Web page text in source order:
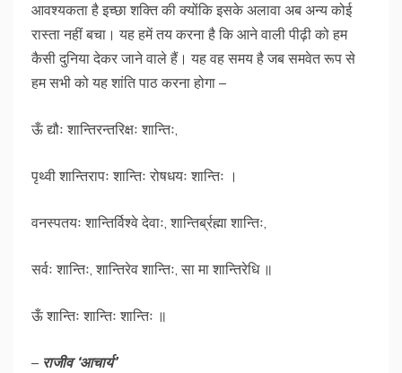
आवश्यकता है इच्छा शक्ति की क्योंकि इसके अलावा अब अन्य कोई
रास्ता नहीं बचा। यह हमें तय करना है कि आने वाली पीढ़ी को हम
कैसी दुनिया देकर जाने वाले हैं। यह वह समय है जब समवेत रूप से
हम सभी को यह शांति पाठ करना होगा –
ऊँ द्यौः शान्तिरन्तरिक्षः शान्तिः,
पृथ्वी शान्तिरापः शान्तिः रोषधयः शान्तिः ।
वनस्पतयः शान्तिर्विश्वे देवाः, शान्तिर्ब्रह्मा शान्तिः,
सर्वः शान्तिः, शान्तिरेव शान्तिः, सा मा शान्तिरेधि ॥
ऊँ शान्तिः शान्तिः शान्तिः ॥
– राजीव ‘आचार्य’